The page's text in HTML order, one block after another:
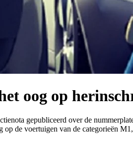
oog op
gepubliceerd over de
op de voertuigen van de categorieën